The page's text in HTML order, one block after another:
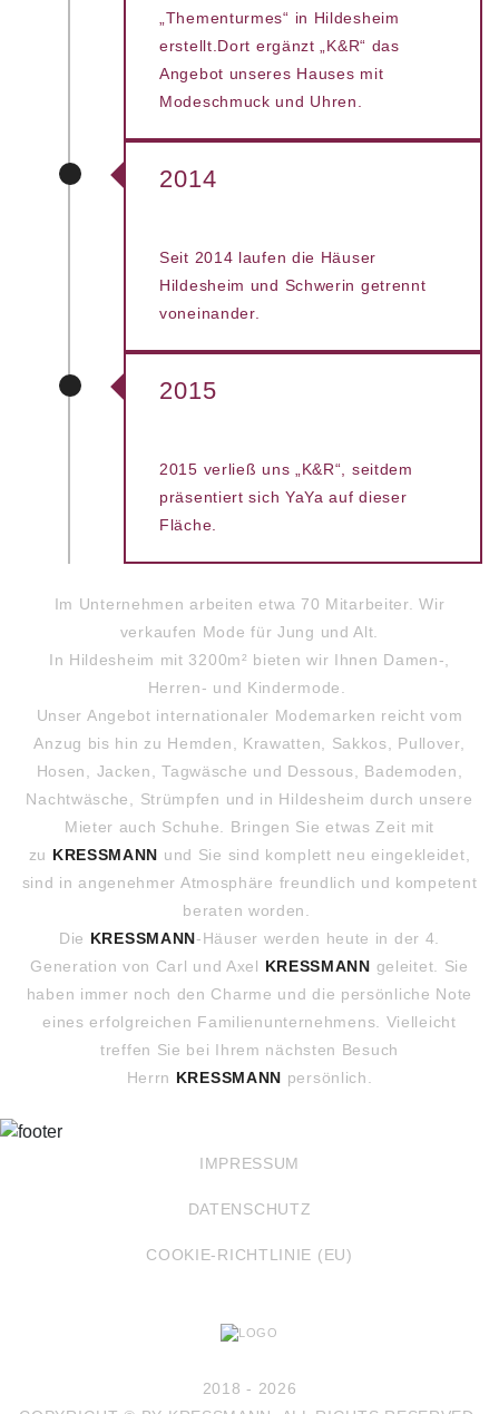
„Thementurmes“ in Hildesheim
erstellt.Dort ergänzt „K&R“ das
Angebot unseres Hauses mit
Modeschmuck und Uhren.
2014
Seit 2014 laufen die Häuser
Hildesheim und Schwerin getrennt
voneinander.
2015
2015 verließ uns „K&R“, seitdem
präsentiert sich YaYa auf dieser
Fläche.
Im Unternehmen arbeiten etwa 70 Mitarbeiter. Wir
verkaufen Mode für Jung und Alt.
In Hildesheim mit 3200m² bieten wir Ihnen Damen-,
Herren- und Kindermode.
Unser Angebot internationaler Modemarken reicht vom
Anzug bis hin zu Hemden, Krawatten, Sakkos, Pullover,
Hosen, Jacken, Tagwäsche und Dessous, Bademoden,
Nachtwäsche, Strümpfen und in Hildesheim durch unsere
Mieter auch Schuhe. Bringen Sie etwas Zeit mit
zu KRESSMANN und Sie sind komplett neu eingekleidet,
sind in angenehmer Atmosphäre freundlich und kompetent
beraten worden.
Die KRESSMANN-Häuser werden heute in der 4.
Generation von Carl und Axel KRESSMANN geleitet. Sie
haben immer noch den Charme und die persönliche Note
eines erfolgreichen Familienunternehmens. Vielleicht
treffen Sie bei Ihrem nächsten Besuch
Herrn KRESSMANN persönlich.
IMPRESSUM
DATENSCHUTZ
COOKIE-RICHTLINIE (EU)
2018 - 2026